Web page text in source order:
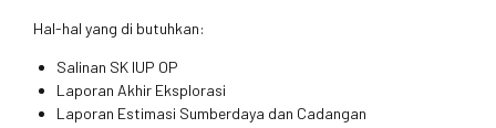
Hal-hal yang di butuhkan:
Salinan SK IUP OP
Laporan Akhir Eksplorasi
Laporan Estimasi Sumberdaya dan Cadangan